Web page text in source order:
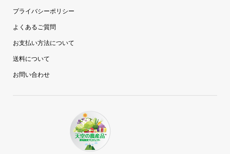
プライバシーポリシー
よくあるご質問
お支払い方法について
送料について
お問い合わせ